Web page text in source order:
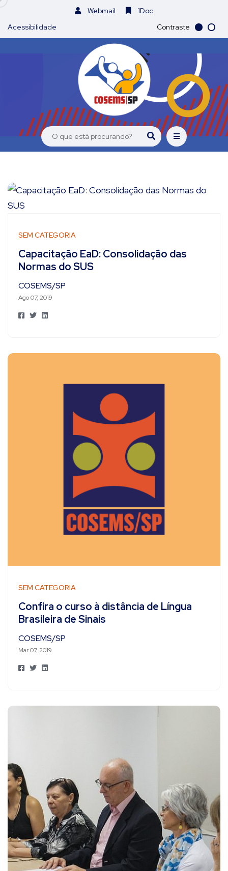
Webmail
1Doc
Acessibilidade
Contraste
SEM CATEGORIA
Capacitação EaD: Consolidação das
Normas do SUS
COSEMS/SP
Ago 07, 2019
SEM CATEGORIA
Confira o curso à distância de Língua
Brasileira de Sinais
COSEMS/SP
Mar 07, 2019